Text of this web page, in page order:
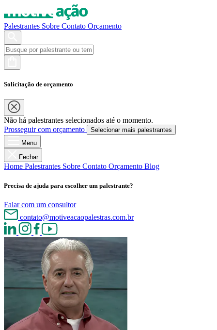
Palestrantes Sobre Contato Orçamento
Solicitação de orçamento
Não há palestrantes selecionados até o momento.
Prosseguir com orçamento
Selecionar mais palestrantes
Menu
Fechar
Home Palestrantes Sobre Contato Orçamento Blog
Precisa de ajuda para escolher um palestrante?
Falar com um consultor
contato@motiveacaopalestras.com.br